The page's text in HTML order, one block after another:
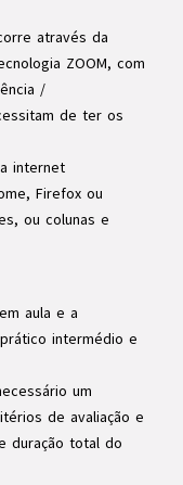
através da
ZOOM, com
/
de ter os
internet
Firefox ou
ou colunas e
aula e a
intermédio e
um
de avaliação e
duração total do